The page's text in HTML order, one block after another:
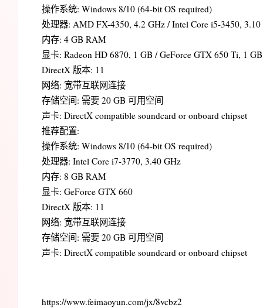
操作系统: Windows 8/10 (64-bit OS required)
处理器: AMD FX-4350, 4.2 GHz / Intel Core i5-3450, 3.10
内存: 4 GB RAM
显卡: Radeon HD 6870, 1 GB / GeForce GTX 650 Ti, 1 GB
DirectX 版本: 11
网络: 宽带互联网连接
存储空间: 需要 20 GB 可用空间
声卡: DirectX compatible soundcard or onboard chipset
推荐配置:
操作系统: Windows 8/10 (64-bit OS required)
处理器: Intel Core i7-3770, 3.40 GHz
内存: 8 GB RAM
显卡: GeForce GTX 660
DirectX 版本: 11
网络: 宽带互联网连接
存储空间: 需要 20 GB 可用空间
声卡: DirectX compatible soundcard or onboard chipset
https://www.feimaoyun.com/jx/8vcbz2